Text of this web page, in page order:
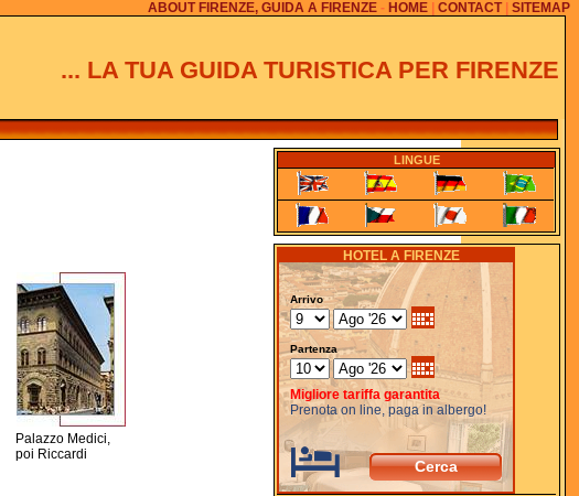
ABOUT FIRENZE, GUIDA A FIRENZE - HOME CONTACT| SITEMAP
... LA TUA GUIDA TURISTICA PER FIRENZE
LINGUE
HOTEL A FIRENZE
Arrivo
Partenza
Migliore tariffa garantita
Prenota on line, paga in albergo!
Palazzo Medici,
poi Riccardi